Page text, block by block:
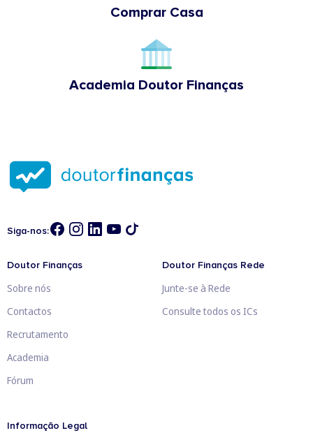
Comprar Casa
Academia Doutor Finanças
Siga-nos:
Doutor Finanças
Sobre nós
Contactos
Recrutamento
Academia
Fórum
Doutor Finanças Rede
Junte-se à Rede
Consulte todos os ICs
Informação Legal